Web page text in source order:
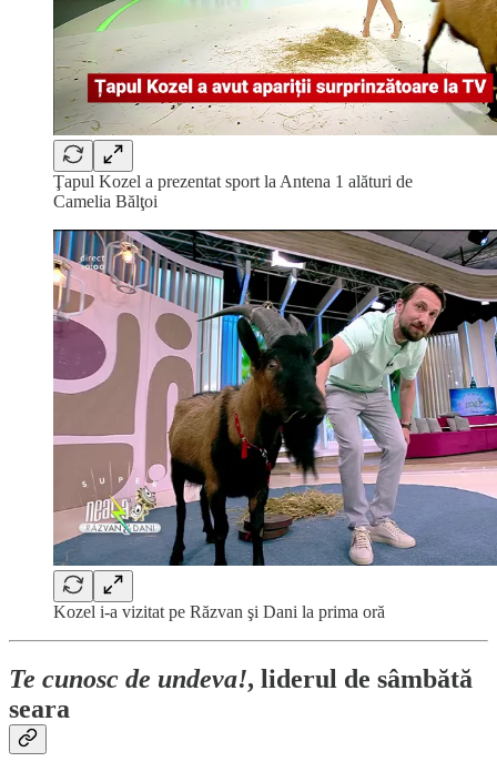
Ţapul Kozel a prezentat sport la Antena 1 alături de
Camelia Bălţoi
Kozel i-a vizitat pe Răzvan şi Dani la prima oră
Te cunosc de undeva!, liderul de sâmbătă
seara